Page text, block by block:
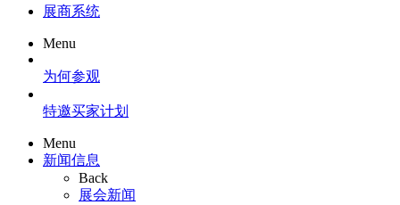
展商系统
Menu
为何参观
特邀买家计划
Menu
新闻信息
Back
展会新闻